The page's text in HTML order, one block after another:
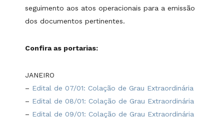
seguimento aos atos operacionais para a emissão
dos documentos pertinentes.
Confira as portarias:
JANEIRO
– Edital de 07/01: Colação de Grau Extraordinária
– Edital de 08/01: Colação de Grau Extraordinária
– Edital de 09/01: Colação de Grau Extraordinária